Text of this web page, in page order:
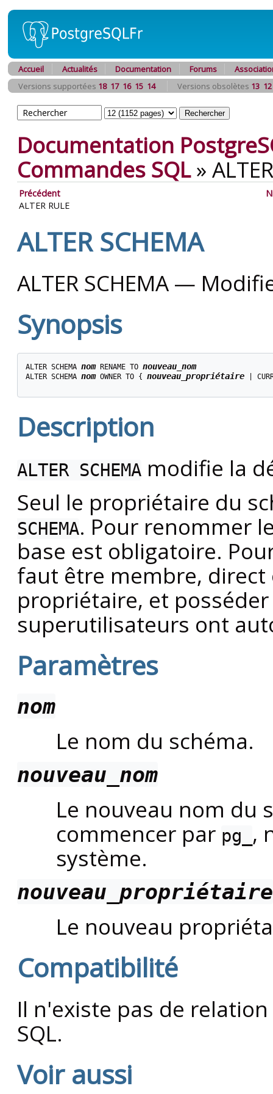
Accueil Actualités Documentation Forums
Versions supportées 18 17 16 15 14 Versions obsolètes 13 12
Documentation
Commandes SQL»
Précédent
ALTER RULE
ALTER SCHEMA
ALTER SCHEMA —
Synopsis
ALTER SCHEMA nom RENAME TO nouveau_nom
ALTER SCHEMA nom OWNER TO { nouveau_propriétaire |
Description
ALTER SCHEMA modifie la
Seul le propriétaire du
SCHEMA. Pour renommer
base est obligatoire.
faut être membre,
propriétaire, et
superutilisateurs ont
Paramètres
nom
Le nom du schéma.
nouveau_nom
Le nouveau nom du
commencer par pg_ ,
système.
nouveau_propriétaire
Le nouveau
Compatibilité
Il n'existe pas de relation
SQL.
Voir aussi